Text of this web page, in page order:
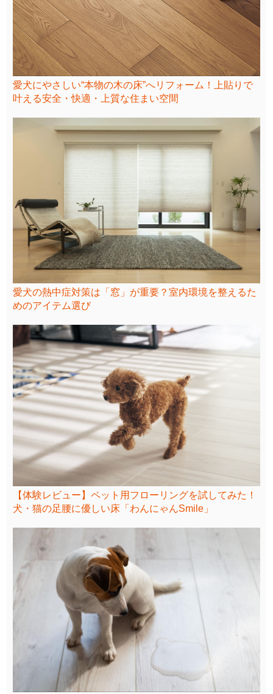
愛犬にやさしい“本物の木の床”へリフォーム！上貼りで
叶える安全・快適・上質な住まい空間
愛犬の熱中症対策は「窓」が重要？室内環境を整えるた
めのアイテム選び
【体験レビュー】ペット用フローリングを試してみた！
犬・猫の足腰に優しい床「わんにゃんSmile」